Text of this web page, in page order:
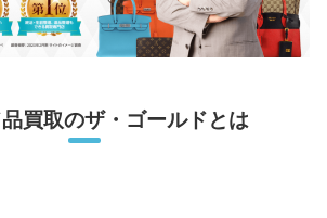
買取のザ・ゴールドとは